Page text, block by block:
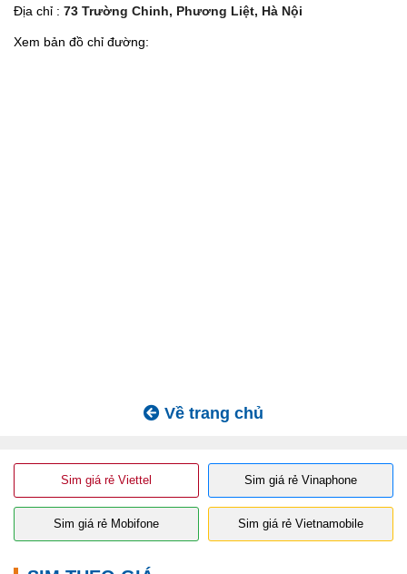
Địa chỉ : 73 Trường Chinh, Phương Liệt, Hà Nội
Xem bản đồ chỉ đường:
Về trang chủ
Sim giá rẻ Viettel Sim giá rẻ Vinaphone
Sim giá rẻ Mobifone Sim giá rẻ Vietnamobile